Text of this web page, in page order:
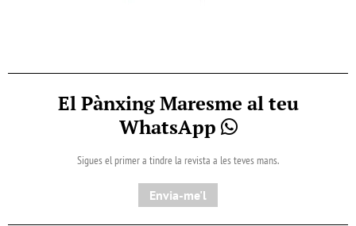
El Pànxing Maresme al teu
WhatsApp
Sigues el primer a tindre la revista a les teves mans.
Envia-me'l